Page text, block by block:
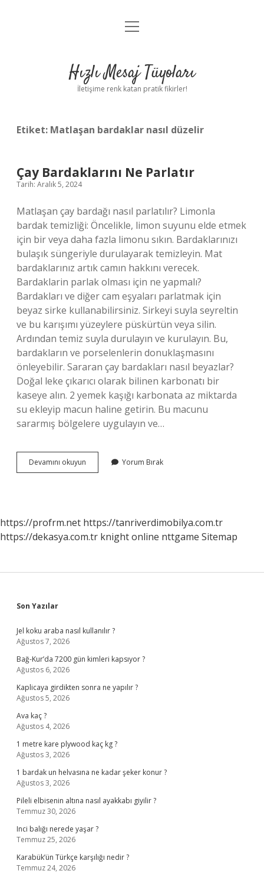
Anasayfa
Yasal Uyarı
menüyü
Hızlı Mesaj Tüyoları
İletişime renk katan pratik fikirler!
Etiket: Matlaşan bardaklar nasıl düzelir
Çay Bardaklarını Ne Parlatır
Tarih: Aralık 5, 2024
Matlaşan çay bardağı nasıl parlatılır? Limonla
bardak temizliği: Öncelikle, limon suyunu elde etmek
için bir veya daha fazla limonu sıkın. Bardaklarınızı
bulaşık süngeriyle durulayarak temizleyin. Mat
bardaklarınız artık camın hakkını verecek.
Bardaklarin parlak olması için ne yapmalı?
Bardakları ve diğer cam eşyaları parlatmak için
beyaz sirke kullanabilirsiniz. Sirkeyi suyla seyreltin
ve bu karışımı yüzeylere püskürtün veya silin.
Ardından temiz suyla durulayın ve kurulayın. Bu,
bardakların ve porselenlerin donuklaşmasını
önleyebilir. Sararan çay bardakları nasıl beyazlar?
Doğal leke çıkarıcı olarak bilinen karbonatı bir
kaseye alın. 2 yemek kaşığı karbonata az miktarda
su ekleyip macun haline getirin. Bu macunu
sararmış bölgelere uygulayın ve…
Devamını okuyun
Bardaklarını
Yorum Bırak
https://profrm.net https://tanriverdimobilya.com.tr
https://dekasya.com.tr knight online nttgame Sitemap
Sidebar
Son Yazılar
Jel koku araba nasıl kullanılır ?
Ağustos 7, 2026
Bağ-Kur’da 7200 gün kimleri kapsıyor ?
Ağustos 6, 2026
Kaplicaya girdikten sonra ne yapılır ?
Ağustos 5, 2026
Ava kaç ?
Ağustos 4, 2026
1 metre kare plywood kaç kg ?
Ağustos 3, 2026
1 bardak un helvasına ne kadar şeker konur ?
Ağustos 3, 2026
Pileli elbisenin altına nasıl ayakkabı giyilir ?
Temmuz 30, 2026
Inci balığı nerede yaşar ?
Temmuz 25, 2026
Karabük’ün Türkçe karşılığı nedir ?
Temmuz 24, 2026